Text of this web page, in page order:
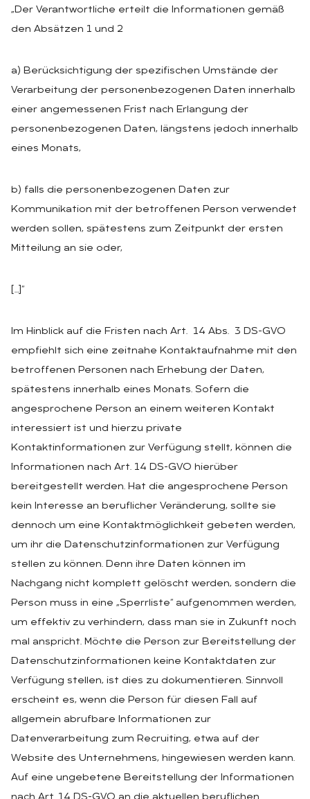
„Der Verantwortliche erteilt die Informationen gemäß
den Absätzen 1 und 2
a) Berücksichtigung der spezifischen Umstände der
Verarbeitung der personenbezogenen Daten innerhalb
einer angemessenen Frist nach Erlangung der
personenbezogenen Daten, längstens jedoch innerhalb
eines Monats,
b) falls die personenbezogenen Daten zur
Kommunikation mit der betroffenen Person verwendet
werden sollen, spätestens zum Zeitpunkt der ersten
Mitteilung an sie oder,
[…]“
Im Hinblick auf die Fristen nach Art. 14 Abs. 3 DS-GVO
empfiehlt sich eine zeitnahe Kontaktaufnahme mit den
betroffenen Personen nach Erhebung der Daten,
spätestens innerhalb eines Monats. Sofern die
angesprochene Person an einem weiteren Kontakt
interessiert ist und hierzu private
Kontaktinformationen zur Verfügung stellt, können die
Informationen nach Art. 14 DS-GVO hierüber
bereitgestellt werden. Hat die angesprochene Person
kein Interesse an beruflicher Veränderung, sollte sie
dennoch um eine Kontaktmöglichkeit gebeten werden,
um ihr die Datenschutzinformationen zur Verfügung
stellen zu können. Denn ihre Daten können im
Nachgang nicht komplett gelöscht werden, sondern die
Person muss in eine „Sperrliste“ aufgenommen werden,
um effektiv zu verhindern, dass man sie in Zukunft noch
mal anspricht. Möchte die Person zur Bereitstellung der
Datenschutzinformationen keine Kontaktdaten zur
Verfügung stellen, ist dies zu dokumentieren. Sinnvoll
erscheint es, wenn die Person für diesen Fall auf
allgemein abrufbare Informationen zur
Datenverarbeitung zum Recruiting, etwa auf der
Website des Unternehmens, hingewiesen werden kann.
Auf eine ungebetene Bereitstellung der Informationen